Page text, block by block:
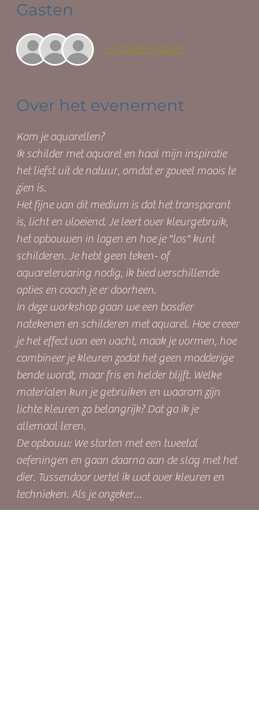
Gasten
+3 andere gasten
Over het evenement
Kom je aquarellen?
Ik schilder met aquarel en haal mijn inspiratie
het liefst uit de natuur, omdat er zoveel moois te
zien is.
Het fijne van dit medium is dat het transparant
is, licht en vloeiend. Je leert over kleurgebruik,
het opbouwen in lagen en hoe je "los" kunt
schilderen. Je hebt geen teken- of
aquarelervaring nodig, ik bied verschillende
opties en coach je er doorheen.
In deze workshop gaan we een bosdier
natekenen en schilderen met aquarel. Hoe creeer
je het effect van een vacht, maak je vormen, hoe
combineer je kleuren zodat het geen modderige
bende wordt, maar fris en helder blijft. Welke
materialen kun je gebruiken en waarom zijn
lichte kleuren zo belangrijk? Dat ga ik je
allemaal leren.
De opbouw: We starten met een tweetal
oefeningen en gaan daarna aan de slag met het
dier. Tussendoor vertel ik wat over kleuren en
technieken. Als je onzeker…